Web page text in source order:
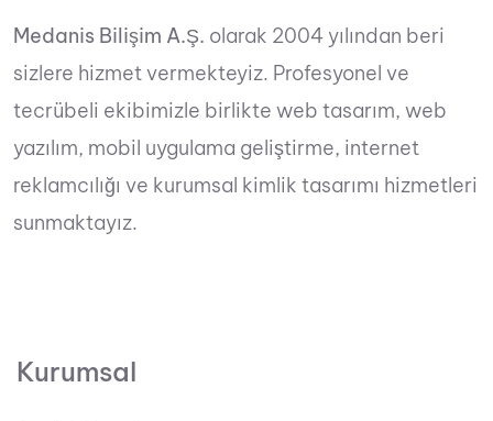
Medanis Bilişim A.Ş. olarak 2004 yılından beri
sizlere hizmet vermekteyiz. Profesyonel ve
tecrübeli ekibimizle birlikte web tasarım, web
yazılım, mobil uygulama geliştirme, internet
reklamcılığı ve kurumsal kimlik tasarımı hizmetleri
sunmaktayız.
Kurumsal